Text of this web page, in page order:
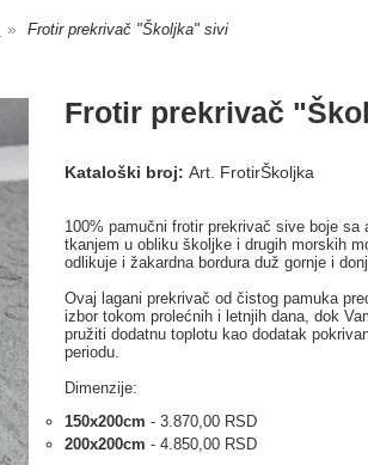
» Frotir prekrivač "Školjka" sivi
Frotir prekrivač
Kataloški broj:Art. FrotirŠkoljka
100% pamučni frotir prekrivač sive boje sa
tkanjem u obliku školjke i drugih morskih
odlikuje i žakardna bordura duž gornje i
Ovaj lagani prekrivač od čistog pamuka
izbor tokom prolećnih i letnjih dana, dok
pružiti dodatnu toplotu kao dodatak
periodu.
Dimenzije:
150x200cm - 3.870,00 RSD
200x200cm - 4.850,00 RSD